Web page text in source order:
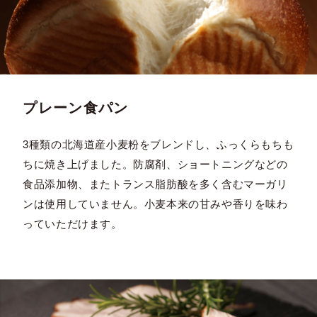
プレーン食パン
3種類の北海道産小麦粉をブレンドし、ふっくらもちも
ちに焼き上げました。防腐剤、ショートニングなどの
食品添加物、またトランス脂肪酸を多く含むマーガリ
ンは使用していません。小麦本来の甘みや香りを味わ
っていただけます。